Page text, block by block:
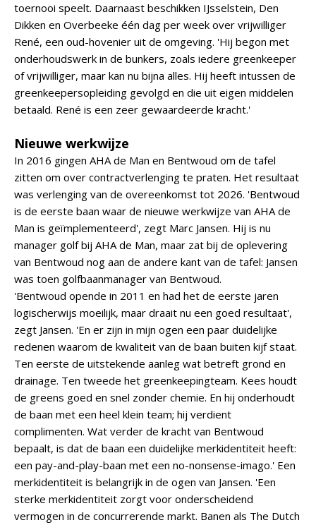
toernooi speelt. Daarnaast beschikken IJsselstein, Den
Dikken en Overbeeke één dag per week over vrijwilliger
René, een oud-hovenier uit de omgeving. 'Hij begon met
onderhoudswerk in de bunkers, zoals iedere greenkeeper
of vrijwilliger, maar kan nu bijna alles. Hij heeft intussen de
greenkeepersopleiding gevolgd en die uit eigen middelen
betaald. René is een zeer gewaardeerde kracht.'
Nieuwe werkwijze
In 2016 gingen AHA de Man en Bentwoud om de tafel
zitten om over contractverlenging te praten. Het resultaat
was verlenging van de overeenkomst tot 2026. 'Bentwoud
is de eerste baan waar de nieuwe werkwijze van AHA de
Man is geïmplementeerd', zegt Marc Jansen. Hij is nu
manager golf bij AHA de Man, maar zat bij de oplevering
van Bentwoud nog aan de andere kant van de tafel: Jansen
was toen golfbaanmanager van Bentwoud.
'Bentwoud opende in 2011 en had het de eerste jaren
logischerwijs moeilijk, maar draait nu een goed resultaat',
zegt Jansen. 'En er zijn in mijn ogen een paar duidelijke
redenen waarom de kwaliteit van de baan buiten kijf staat.
Ten eerste de uitstekende aanleg wat betreft grond en
drainage. Ten tweede het greenkeepingteam. Kees houdt
de greens goed en snel zonder chemie. En hij onderhoudt
de baan met een heel klein team; hij verdient
complimenten. Wat verder de kracht van Bentwoud
bepaalt, is dat de baan een duidelijke merkidentiteit heeft:
een pay-and-play-baan met een no-nonsense-imago.' Een
merkidentiteit is belangrijk in de ogen van Jansen. 'Een
sterke merkidentiteit zorgt voor onderscheidend
vermogen in de concurrerende markt. Banen als The Dutch